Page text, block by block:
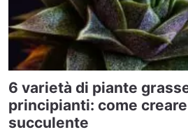
6 varietà di piante
principianti: come
succulente